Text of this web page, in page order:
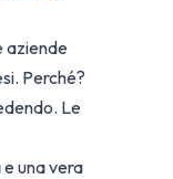
aziende
Perché?
Le
una vera